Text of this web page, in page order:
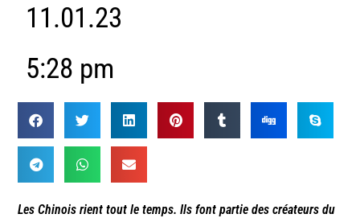
11.01.23
5:28 pm
Les Chinois rient tout le temps. Ils font partie des créateurs du